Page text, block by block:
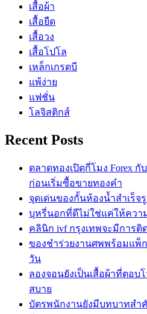
เสื้อผ้า
เสื้อยืด
เสื้อวง
เสื้อโปโล
เหล็กเกรดบี
แพ้ง่าย
แฟชั่น
โลจิสติกส์
Recent Posts
ตลาดทองเปิดกี่โมง Forex
ก่อนเริ่มซื้อขายทองคำ
จุดเด่นของกั้นห้องน้ำสำเร็จ
บุหรี่นอกที่ดีไม่ใช่แค่ให้ควา
คลินิก ivf กรุงเทพจะมีการติ
ของชำร่วยงานศพพร้อมแพ็
วัน
ลองจอนยังเป็นเสื้อผ้าที่ตอบ
สบาย
บัตรพนักงานยังมีบทบาทสำ